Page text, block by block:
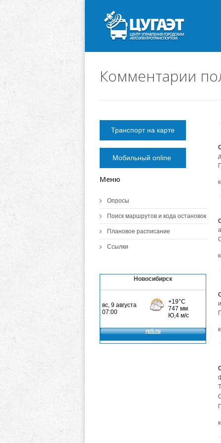
Комментарии
Транспорт на карте
Мобильный online
Меню
Опросы
Поиск маршрутов и кода остановок
Плановое расписание
Ссылки
Новосибирск